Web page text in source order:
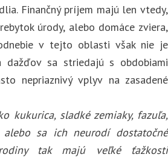
Finančný príjem majú len vtedy,
úrody, alebo domáce zviera,
v tejto oblasti však nie je
dažďov sa striedajú s obdobiami
nepriaznivý vplyv na zasadené
kukurica, sladké zemiaky, fazuľa,
alebo sa ich neurodí dostatočné
tak majú veľké ťažkosti